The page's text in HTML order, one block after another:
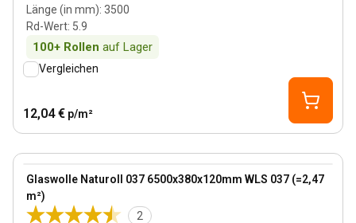
Länge (in mm): 3500
Rd-Wert: 5.9
100+ Rollen auf Lager
Vergleichen
12,04 € p/m²
Glaswolle Naturoll 037 6500x380x120mm WLS 037 (=2,47
m²)
2
View product